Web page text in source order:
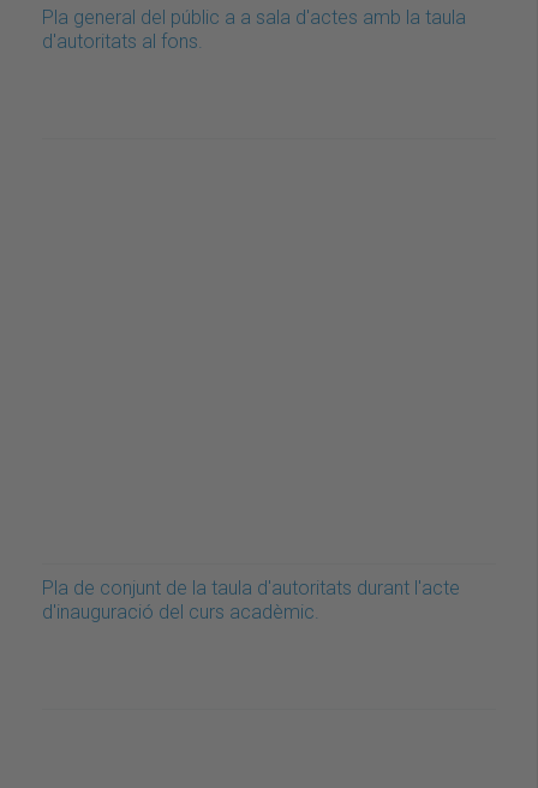
Pla general del públic a a sala d'actes amb la taula
d'autoritats al fons.
Pla de conjunt de la taula d'autoritats durant l'acte
d'inauguració del curs acadèmic.